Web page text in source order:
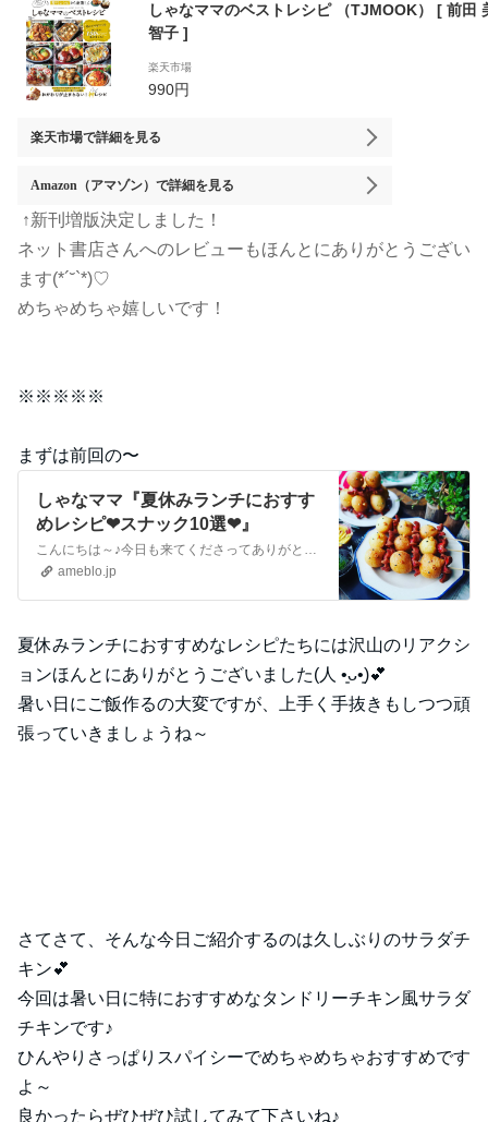
しゃなママのベストレシピ （TJMOOK） [ 前田
智子 ]
楽天市場
990円
楽天市場で詳細を見る
Amazon（アマゾン） で詳細を見る
↑新刊増版決定しました！
ネット書店さんへのレビューもほんとにありがとうござい
ます(*´˘`*)♡
めちゃめちゃ嬉しいです！
※※※※※
まずは前回の〜
しゃなママ『夏休みランチにおすす
めレシピ❤スナック10選❤』
こんにちは～♪今日も来てくださってありがとうございます。いつも沢山のコメントやメッセージ、クリップやリブログもほんとに嬉しいです♪全部にお返事できなくて申し訳…
ameblo.jp
夏休みランチにおすすめなレシピたちには沢山のリアクシ
ョンほんとにありがとうございました(⁠人⁠ ⁠•͈⁠ᴗ⁠•͈⁠)💕
暑い日にご飯作るの大変ですが、上手く手抜きもしつつ頑
張っていきましょうね～
さてさて、そんな今日ご紹介するのは久しぶりのサラダチ
キン💕
今回は暑い日に特におすすめなタンドリーチキン風サラダ
チキンです♪
ひんやりさっぱりスパイシーでめちゃめちゃおすすめです
よ～
良かったらぜひぜひ試してみて下さいね♪